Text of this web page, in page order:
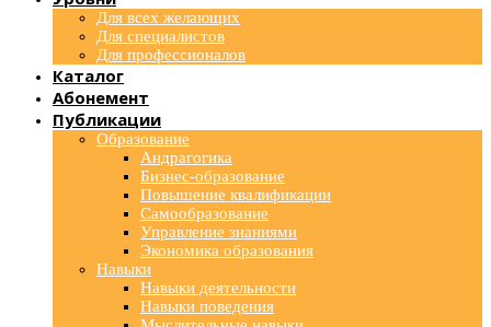
Для всех желающих
Для специалистов
Для профессионалов
Каталог
Абонемент
Публикации
Образование
Андрагогика
Бизнес-образование
Повышение квалификации
Самообразование
Управление знаниями
Экономика образования
Навыки
Навыки деятельности
Навыки поведения